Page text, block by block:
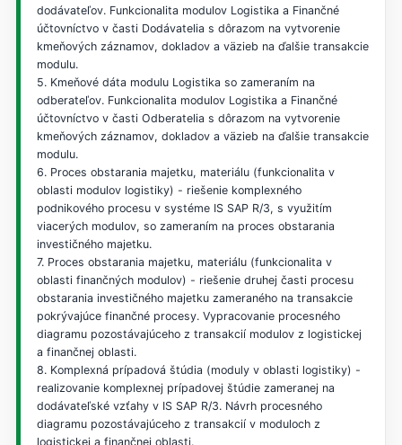
dodávateľov. Funkcionalita modulov Logistika a Finančné
účtovníctvo v časti Dodávatelia s dôrazom na vytvorenie
kmeňových záznamov, dokladov a väzieb na ďalšie transakcie
modulu.
5. Kmeňové dáta modulu Logistika so zameraním na
odberateľov. Funkcionalita modulov Logistika a Finančné
účtovníctvo v časti Odberatelia s dôrazom na vytvorenie
kmeňových záznamov, dokladov a väzieb na ďalšie transakcie
modulu.
6. Proces obstarania majetku, materiálu (funkcionalita v
oblasti modulov logistiky) - riešenie komplexného
podnikového procesu v systéme IS SAP R/3, s využitím
viacerých modulov, so zameraním na proces obstarania
investičného majetku.
7. Proces obstarania majetku, materiálu (funkcionalita v
oblasti finančných modulov) - riešenie druhej časti procesu
obstarania investičného majetku zameraného na transakcie
pokrývajúce finančné procesy. Vypracovanie procesného
diagramu pozostávajúceho z transakcií modulov z logistickej
a finančnej oblasti.
8. Komplexná prípadová štúdia (moduly v oblasti logistiky) -
realizovanie komplexnej prípadovej štúdie zameranej na
dodávateľské vzťahy v IS SAP R/3. Návrh procesného
diagramu pozostávajúceho z transakcií v moduloch z
logistickej a finančnej oblasti.